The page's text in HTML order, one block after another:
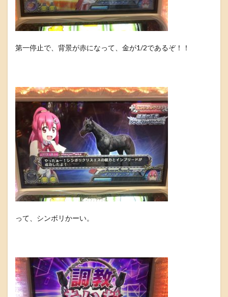
第一停止で、背景が赤になって、金が1/2であるぞ！！
って、シンボリかーい。